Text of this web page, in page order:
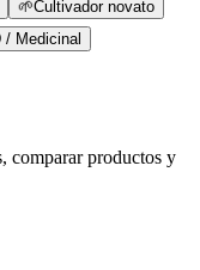
🌱Cultivador novato
/ Medicinal
comparar productos y